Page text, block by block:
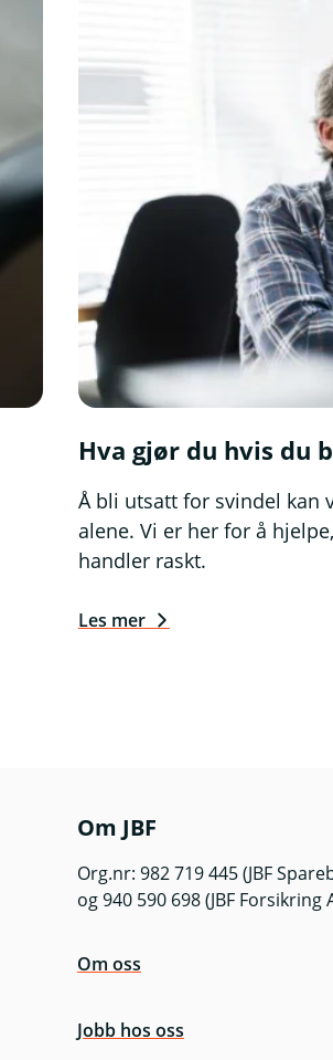
Hva gjør du hvis du
Å bli utsatt for svindel kan
alene. Vi er her for å
handler raskt.
Les mer
Om JBF
Org.nr: 982 719 445 (JBF
og 940 590 698 (JBF Forsikring
Om oss
Jobb hos oss